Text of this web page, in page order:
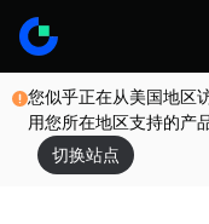
您似乎正在从美国地区
用您所在地区支持的产品
切换站点